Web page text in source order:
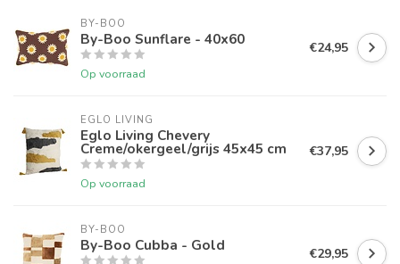
BY-BOO
By-Boo Sunflare - 40x60
Op voorraad
€24,95
EGLO LIVING
Eglo Living Chevery
Creme/okergeel/grijs 45x45 cm
Op voorraad
€37,95
BY-BOO
By-Boo Cubba - Gold €29,95